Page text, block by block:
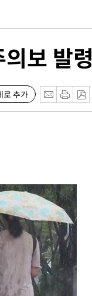
보 발령
로 추가